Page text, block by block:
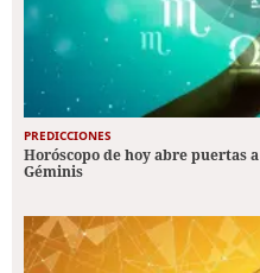
PREDICCIONES
Horóscopo de hoy abre puertas
Géminis